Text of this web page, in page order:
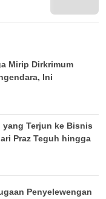
Mirip Dirkrimum
Ini
Terjun ke Bisnis
Praz Teguh hingga
Penyelewengan